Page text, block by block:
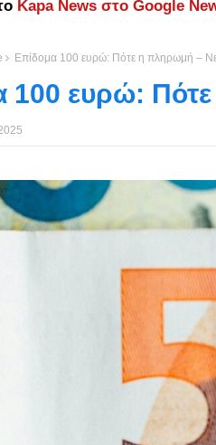
Kapa News στο Google
Επίδομα 100 ευρώ: Πότε η πληρωμή –
100 ευρώ: